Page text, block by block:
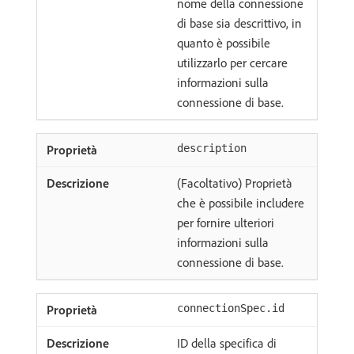
nome della connessione
di base sia descrittivo, in
quanto è possibile
utilizzarlo per cercare
informazioni sulla
connessione di base.
description
(Facoltativo) Proprietà
che è possibile includere
per fornire ulteriori
informazioni sulla
connessione di base.
connectionSpec.id
ID della specifica di